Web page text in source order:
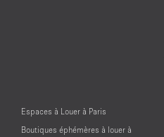
Espaces à Louer à Paris
Boutiques éphémères à louer à